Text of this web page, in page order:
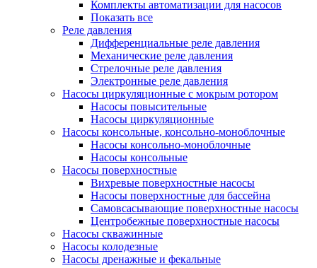
Комплекты автоматизации для насосов
Показать все
Реле давления
Дифференциальные реле давления
Механические реле давления
Стрелочные реле давления
Электронные реле давления
Насосы циркуляционные с мокрым ротором
Насосы повысительные
Насосы циркуляционные
Насосы консольные, консольно-моноблочные
Насосы консольно-моноблочные
Насосы консольные
Насосы поверхностные
Вихревые поверхностные насосы
Насосы поверхностные для бассейна
Самовсасывающие поверхностные насосы
Центробежные поверхностные насосы
Насосы скважинные
Насосы колодезные
Насосы дренажные и фекальные